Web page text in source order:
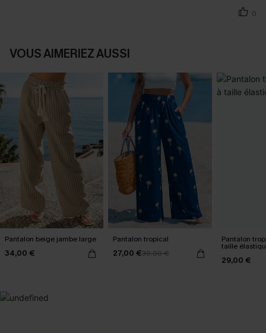
0
VOUS AIMERIEZ AUSSI
Pantalon beige jambe large
34,00 €
Pantalon tropical
27,00 €30,00 €
Pantalon
taille
29,00 €